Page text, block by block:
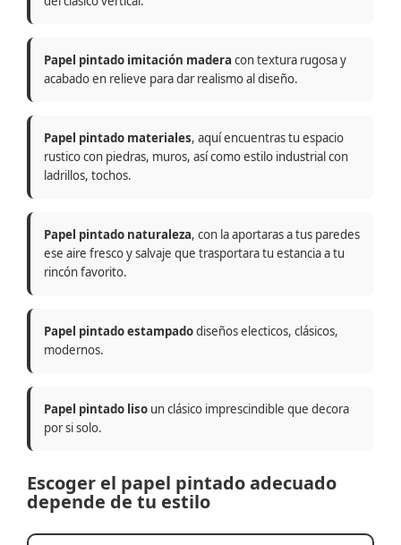
Papel pintado imitación madera con textura rugosa y
acabado en relieve para dar realismo al diseño.
Papel pintado materiales, aquí encuentras tu espacio
rustico con piedras, muros, así como estilo industrial con
ladrillos, tochos.
Papel pintado naturaleza, con la aportaras a tus paredes
ese aire fresco y salvaje que trasportara tu estancia a tu
rincón favorito.
Papel pintado estampadodiseños electicos, clásicos,
modernos.
Papel pintado liso un clásico imprescindible que decora
por si solo.
Escoger el papel pintado adecuado
depende de tu estilo